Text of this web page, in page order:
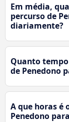
Em média,
percurso de
diariamente?
Quanto
de Penedono
A que horas é
Penedono